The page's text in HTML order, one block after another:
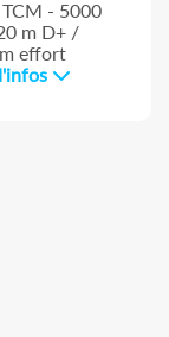
- 5000
m D+ /
effort